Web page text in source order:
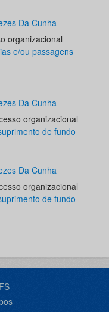
Da Cunha
organizacional
e/ou passagens
Da Cunha
organizacional
de fundo
Da Cunha
organizacional
de fundo